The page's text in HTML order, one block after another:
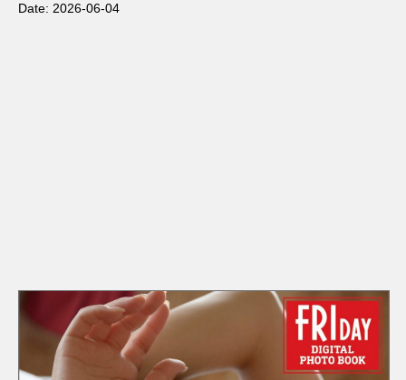
Date: 2026-06-04